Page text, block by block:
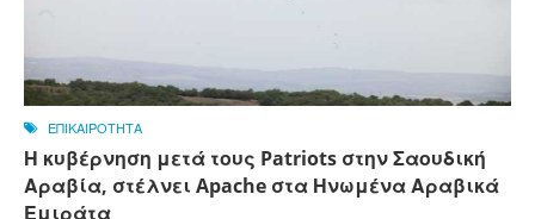
ΕΠΙΚΑΙΡΟΤΗΤΑ
Η κυβέρνηση μετά τους Patriots στην Σαουδική
Αραβία, στέλνει Apache στα Ηνωμένα Αραβικά
Εμιράτα